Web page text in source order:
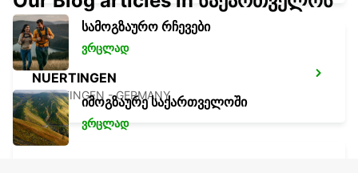
NUERTINGEN
NUERTINGEN - GERMANY
სამოგზაურო რჩევები
ვრცლად
იმოგზაურე საქართველოში
ვრცლად